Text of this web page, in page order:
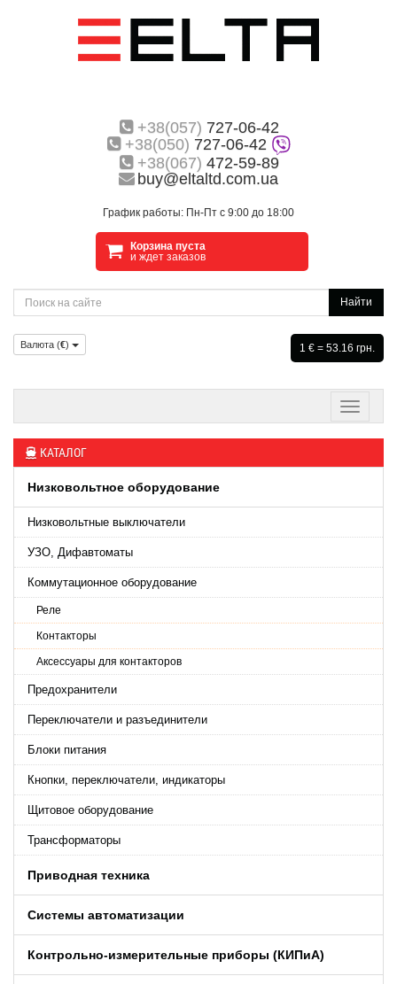
+38(057) 727-06-42
+38(050) 727-06-42
+38(067) 472-59-89
buy@eltaltd.com.ua
График работы: Пн-Пт с 9:00 до 18:00
Корзина пуста
и ждет заказов
Найти
Валюта (€) 1 € = 53.16 грн.
КАТАЛОГ
Низковольтное оборудование
Низковольтные выключатели
УЗО, Дифавтоматы
Коммутационное оборудование
Реле
Контакторы
Аксессуары для контакторов
Предохранители
Переключатели и разъединители
Блоки питания
Кнопки, переключатели, индикаторы
Щитовое оборудование
Трансформаторы
Приводная техника
Системы автоматизации
Контрольно-измерительные приборы (КИПиA)